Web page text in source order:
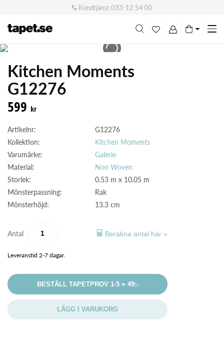
Kundtjänst033-12 54 00
Kitchen Moments
G12276
599 kr
Artikelnr:
G12276
Kollektion:
Kitchen Moments
Varumärke:
Galerie
Material:
Non Woven
Storlek:
0.53 m x 10.05 m
Mönsterpassning:
Rak
Mönsterhöjd:
13.3 cm
Antal Beräkna antal här »
Leveranstid 2-7 dagar.
BESTÄLL TAPETPROV 1-5 = 49:-
LÄGG I VARUKORG